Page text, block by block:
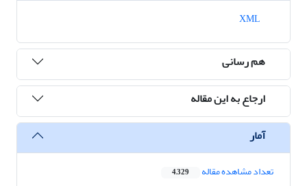
هم رسانی
ارجاع به این مقاله
آمار
تعداد مشاهده مقاله 4,329